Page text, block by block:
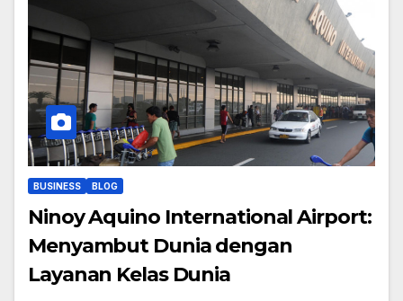
BUSINESS BLOG
Ninoy Aquino International Airport:
Menyambut Dunia dengan
Layanan Kelas Dunia